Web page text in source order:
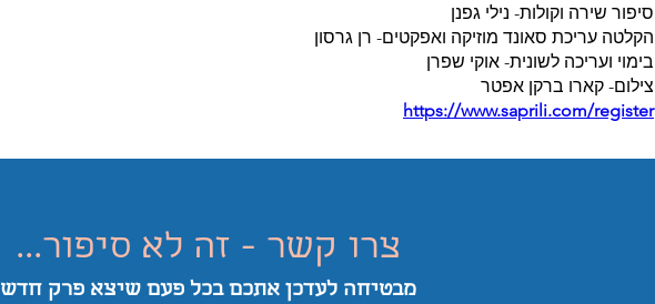
סיפור שירה וקולות- נילי גפנן
הקלטה עריכת סאונד מוזיקה ואפקטים- רן גרסון
בימוי ועריכה לשונית- אוקי שפרן
צילום- קארו ברקן אפטר
https://www.saprili.com/register
צרו קשר - זה לא סיפור...
מבטיחה לעדכן אתכם בכל פעם שיצא פרק חדש